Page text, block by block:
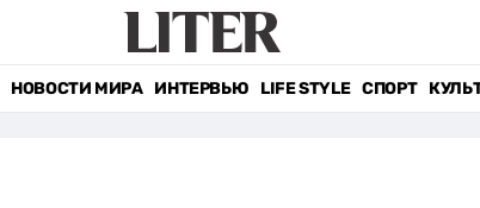
НОВОСТИ МИРА ИНТЕРВЬЮ LIFE STYLE СПОРТ